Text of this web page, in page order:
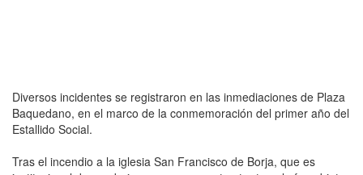
Diversos incidentes se registraron en las inmediaciones de Plaza
Baquedano, en el marco de la conmemoración del primer año del
Estallido Social.
Tras el incendio a la iglesia San Francisco de Borja, que es